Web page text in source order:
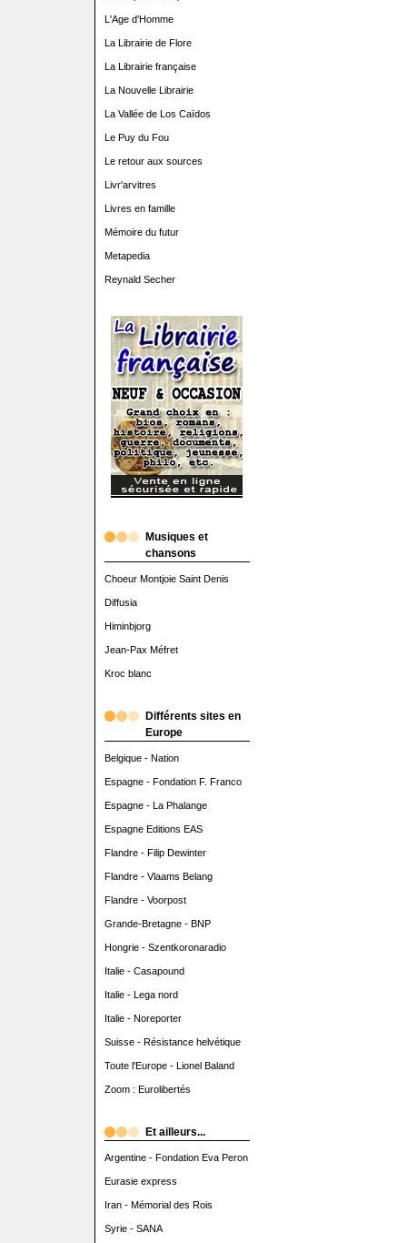
L'Age d'Homme
La Librairie de Flore
La Librairie française
La Nouvelle Librairie
La Vallée de Los Caïdos
Le Puy du Fou
Le retour aux sources
Livr'arvitres
Livres en famille
Mémoire du futur
Metapedia
Reynald Secher
Musiques et
chansons
Choeur Montjoie Saint Denis
Diffusia
Himinbjorg
Jean-Pax Méfret
Kroc blanc
Différents sites en
Europe
Belgique - Nation
Espagne - Fondation F. Franco
Espagne - La Phalange
Espagne Editions EAS
Flandre - Filip Dewinter
Flandre - Vlaams Belang
Flandre - Voorpost
Grande-Bretagne - BNP
Hongrie - Szentkoronaradio
Italie - Casapound
Italie - Lega nord
Italie - Noreporter
Suisse - Résistance helvétique
Toute l'Europe - Lionel Baland
Zoom : Eurolibertés
Et ailleurs...
Argentine - Fondation Eva Peron
Eurasie express
Iran - Mémorial des Rois
Syrie - SANA